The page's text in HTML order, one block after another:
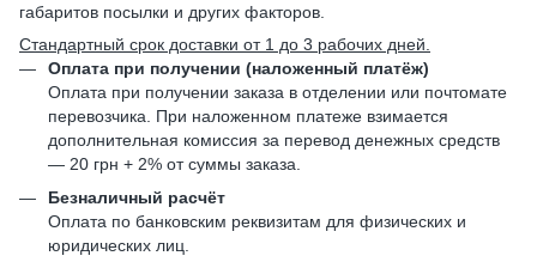
габаритов посылки и других факторов.
Стандартный срок доставки от 1 до 3 рабочих дней.
Оплата при получении (наложенный платёж)
Оплата при получении заказа в отделении или почтомате
перевозчика. При наложенном платеже взимается
дополнительная комиссия за перевод денежных средств
— 20 грн + 2% от суммы заказа.
Безналичный расчёт
Оплата по банковским реквизитам для физических и
юридических лиц.